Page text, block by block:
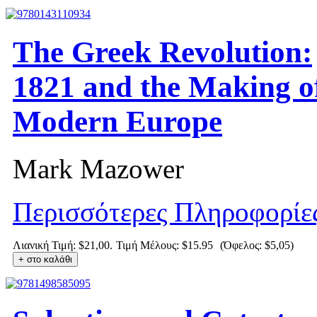
The Greek Revolution:
1821 and the Making
Modern Europe
Mark Mazower
Περισσότερες
Λιανική Τιμή: $21,00. Τιμή Μέλους: $15.95 (Όφελος: $5,05)